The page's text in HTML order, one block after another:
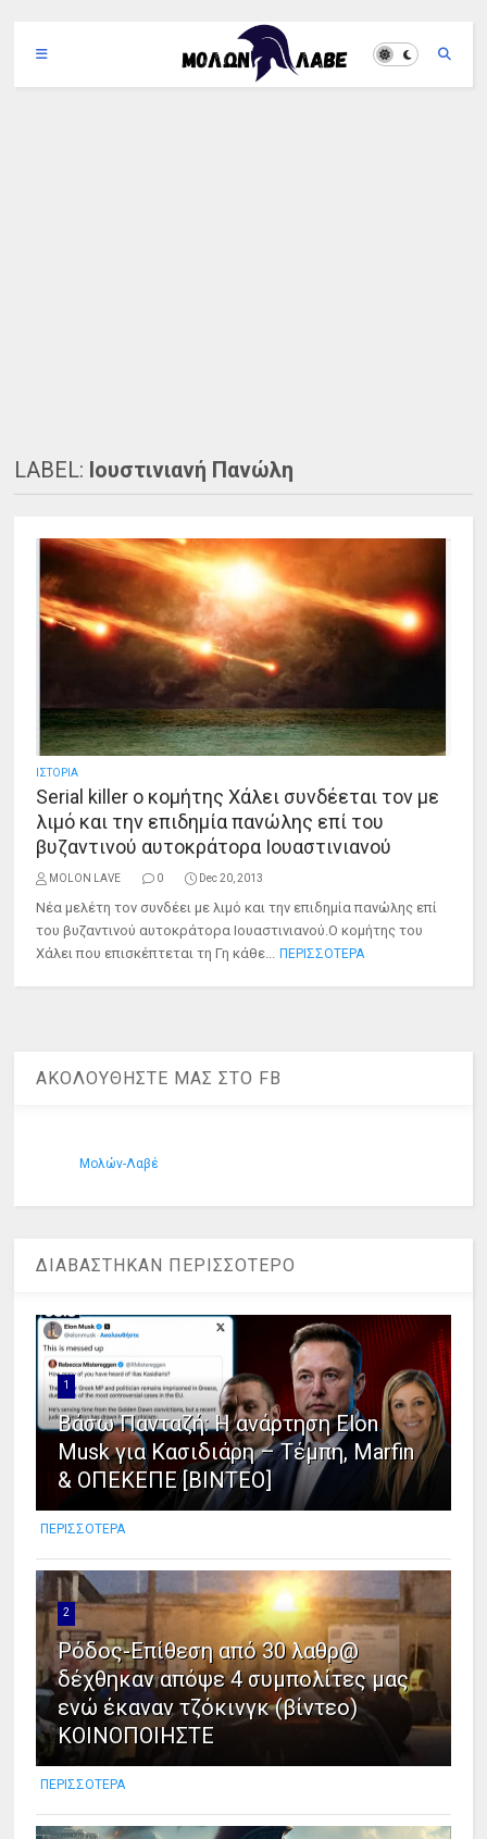
LABEL: Ιουστινιανή Πανώλη
ΙΣΤΟΡΙΑ
Serial killer o κομήτης Χάλει συνδέεται τον με
λιμό και την επιδημία πανώλης επί του
βυζαντινού αυτοκράτορα Ιουαστινιανού
MOLON LAVE 0 Dec 20, 2013
Νέα μελέτη τον συνδέει με λιμό και την επιδημία πανώλης επί
του βυζαντινού αυτοκράτορα Ιουαστινιανού.O κομήτης του
Χάλει που επισκέπτεται τη Γη κάθε... ΠΕΡΙΣΣΟΤΕΡΑ
ΑΚΟΛΟΥΘΗΣΤΕ ΜΑΣ ΣΤΟ FB
Μολών-Λαβέ
ΔΙΑΒΑΣΤΗΚΑΝ ΠΕΡΙΣΣΟΤΕΡΟ
1
Βάσω Πανταζή: Η ανάρτηση Elon
Musk για Κασιδιάρη – Τέμπη, Marfin
& ΟΠΕΚΕΠΕ [ΒΙΝΤΕΟ]
ΠΕΡΙΣΣΟΤΕΡΑ
2
Ρόδος-Επίθεση από 30 λαθρ@
δέχθηκαν απόψε 4 συμπολίτες μας
ενώ έκαναν τζόκινγκ (βίντεο)
ΚΟΙΝΟΠΟΙΗΣΤΕ
ΠΕΡΙΣΣΟΤΕΡΑ